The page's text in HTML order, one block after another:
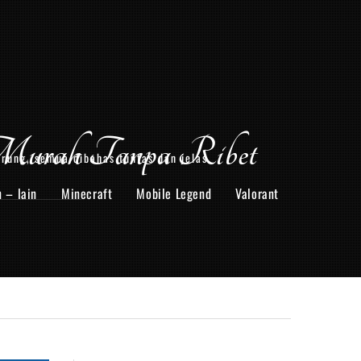
semua dibahas tuntas dan jelas.
– lain Minecraft Mobile Legend Valorant
Tanpa Ribet